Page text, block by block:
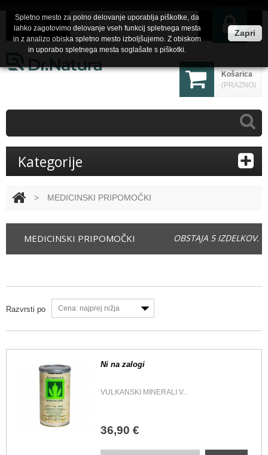
Košarica
(PRAZNO)
Kategorije
> MEDICINSKI PRIPOMOČKI
MEDICINSKI PRIPOMOČKI OBSTAJA 5 IZDELKOV.
Razvrsti po Cena: najprej nižja
Ni na zalogi
VULKANSKI MINERALI V...
36,90 €
Spletno mesto za polno delovanje uporablja piškotke, da
lahko zagotovimo delovanje vseh funkcij spletnega mesta
in z analizo obiska spletno mesto izboljšujemo. Z obiskom
in uporabo spletnega mesta soglašate s piškotki.
Zapri